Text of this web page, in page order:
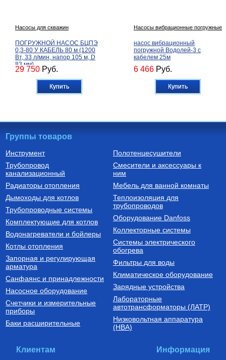
Насосы для скважин
ПОГРУЖНОЙ НАСОС БЦПЭ
0,3-80 У КАБЕЛЬ 80 м (1200
Вт, 33 л/мин, напор 105 м, D
83 мм)
29 750 Руб.
Купить
Насосы вибрационные погружные
насос вибрационный
погружной Водолей-3 с
кабелем 25м
6 466 Руб.
Купить
Бойлеры (водонагреватели
косвенного нагрева)
нагрева напольный из
нержавеющей стали STINOX F
500 л., арт.: 805F0050
127 190Руб.
Купить
Трубы из сшитого полиэтилена
Труба напорная из сшитого
полиэтилена с барьерным
слоем EVOH, тип PE-Xa
16(2.2) бухта 100 м,
VA1622.3.C.100
7 300Руб.
Котлы газовые настенные
Котел газовый настенный
одноконтурный Vitabel HF 32
63 890Руб.
Дымоходы для котлов DN 80
(традиционные)
Элемент дымохода DN80
Руб.
Группы товаров
Инструмент
Трубопровод
канализационный
Радиаторы отопления
Дымоходы для котлов
Трубопроводные системы
Комплектующие для котлов
Водонагреватели и бойлеры
Котлы отопления
Запорная и регулирующая
арматура
Санфаянс и принадлежности
Насосное оборудование
Счетчики и измерительные
приборы
Баки расширительные
Полотенцесушители
Смесители и аксессуары к
ним
Мебель для ванной комнаты
Теплоизоляция для
трубопроводов
Оборудование Danfoss
Коллекторные системы
Системы электрического
обогрева
Фильтры для воды
Климатическое оборудование
Зарядные устройства
Лабораторные
автотрансформаторы (ЛАТР)
Низковольтная аппаратура
(НВА)
Клиентам Информация